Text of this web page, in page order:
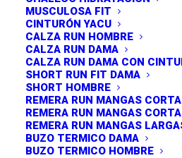
MUSCULOSA FIT
CINTURÓN YACU
CALZA RUN HOMBRE
CALZA RUN DAMA
CALZA RUN DAMA CON
SHORT RUN FIT DAMA
SHORT HOMBRE
REMERA RUN MANGAS
REMERA RUN MANGAS
REMERA RUN MANGAS
BUZO TERMICO DAMA
BUZO TERMICO HOMBRE
Rosa Viejo
$
$12,500.00
Sin existencias